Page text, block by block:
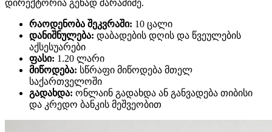
დირექტორია გენად შარაშიძე.
რაოდენობა შეკვრაში: 10 ცალი
დანიშნულება: დაბადების დღის და წვეულების
აქსესუარები
ფასი: 1.20 ლარი
მიწოდება: სწრაფი მიწოდება მთელ
საქართველოში
გადახდა: ონლაინ გადახდა ან განვადება თიბისი
და კრედო ბანკის მეშვეობით